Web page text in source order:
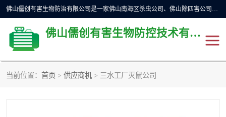
佛山儒创有害生物防治有限公司是一家佛山南海区杀虫公司、佛山除四害公司、佛山灭白蚁公司、佛山白蚁防治公司，让您远离虫害困扰。要问佛山白蚁防治哪家好？佛山儒创有害生物防治有限公司全佛山、广州，正规公司，上门勘查，可靠，售后有保障。
佛山儒创有害生物防控技术有限公司
当前位置： 首页 > 供应商机 > 三水工厂灭鼠公司